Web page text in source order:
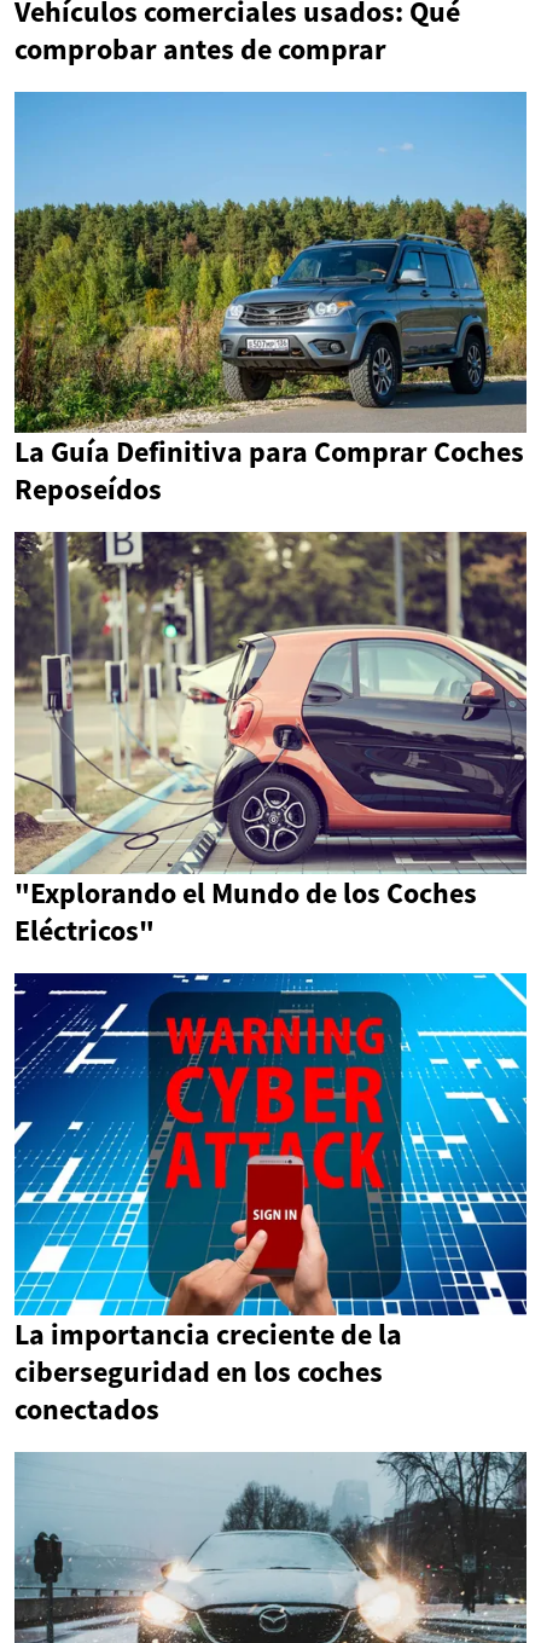
Vehículos comerciales usados: Qué
comprobar antes de comprar
La Guía Definitiva para Comprar Coches
Reposeídos
"Explorando el Mundo de los Coches
Eléctricos"
La importancia creciente de la
ciberseguridad en los coches
conectados